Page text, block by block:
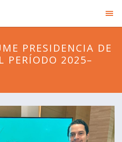
PRESIDENCIA DE
PERÍODO 2025–